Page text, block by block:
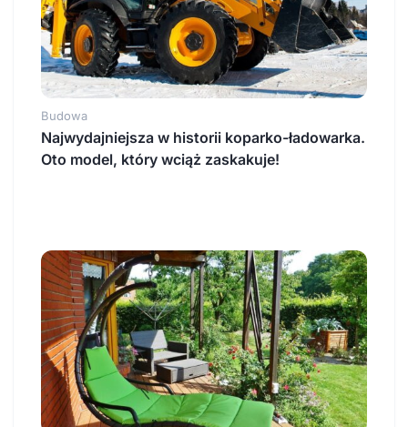
Budowa
Najwydajniejsza w historii koparko-ładowarka.
Oto model, który wciąż zaskakuje!